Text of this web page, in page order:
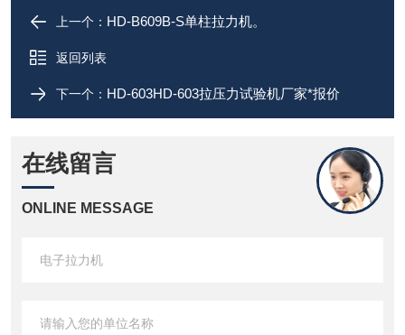
上一个： HD-B609B-S单柱拉力机。
返回列表
下一个： HD-603HD-603拉压力试验机厂家*报价
在线留言
ONLINE MESSAGE